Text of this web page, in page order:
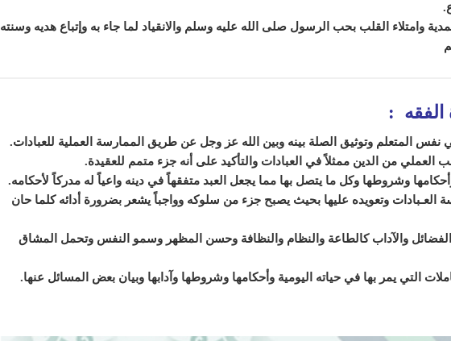
وامتلاء القلب بحب الرسول صلى الله عليه وسلم والانقياد لما جاء به وإتباع هديه وسنته
الفقه :
نفس المتعلم وتوثيق الصلة بينه وبين الله عز وجل عن طريق الممارسة العملية للعبادات.
العملي من الدين ممثلاً في العبادات والتأكيد على أنه جزء متمم للعقيدة.
وشروطها وكل ما يتصل بها مما يجعل العبد متفقهاً في دينه واعياً له مدركاً لأحكامه.
العـبادات وتعويده عليها بحيث يصبح جزء من سلوكه وواجباً يشعر بضرورة أدائه كلما حان
الفضائل والآداب كالطاعة والنظام والنظافة وحسن المظهر وسمو النفس وتحمل المشاق
التي يمر بها في حياته اليومية وأحكامها وشروطها وآدابها وبيان بعض المسائل عنها.